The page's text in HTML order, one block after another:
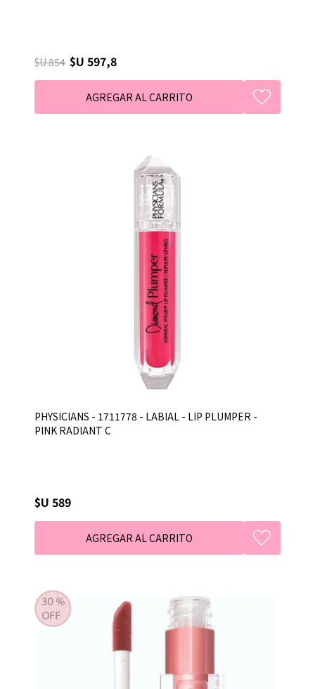
$U 854 $U 597,8
PHYSICIANS - 1711778 - LABIAL - LIP PLUMPER -
PINK RADIANT C
$U 589